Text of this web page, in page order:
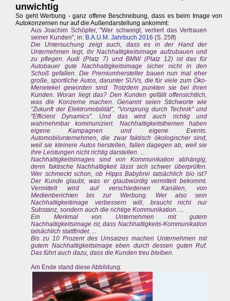
unwichtig
So geht Werbung - ganz offene Beschreibung, dass es beim Image von
Autokonzernen nur auf die Außendarstellung ankommt:
Aus Joachim Schöpfer, "Wer schweigt, verliert das Vertrauen
seiner Kunden", in: B.A.U.M. Jahrbuch 2016 (S. 25ff)
Die Untersuchung zeigt auch, dass es in der Hand der
Unternehmen legt, ihr Nachhaltigkeitsimage aufzubauen und
zu pflegen. Audi (Platz 7) und BMW (Platz 12) ist das für
Autobauer gute Nachhaltigkeitsimage sicher nicht in den
Schoß gefallen. Die Premiumhersteller bauen nun mal eher
große, sportliche Autos, darunter SUVs, die für viele zum Öko-
Menetekel geworden sind. Trotzdem punkten sie bei ihren
Kunden. Woran liegt das? Den Kunden gefällt offensichtlich,
was die Konzerne machen. Genannt seien Stichworte wie
"Zukunft der Elektromobilität", "Vorsprung durch Technik" und
"Efficient Dynamics". Und das wird auch richtig und
wahrnehmbar kommuniziert. Nachhaltigkeitsthemen haben
eigene Kampagnen und eigene Events.
Automobilunternehmen, die zwar faktisch ökologischer sind,
weil sie kleinere Autos herstellen, fallen dagegen ab, weil sie
ihre Leistungen nicht richtig darstellen. ...
Nachhaltigkeitsimages sind von Kommunikation abhängig,
denn faktische Nachhaltigkeit lässt sich schwer überprüfen.
Wer schmeckt schon, ob Hipps Babybrei tatsächlich bio ist?
Der Kunde glaubt, was er glaubwürdig vermittelt bekommt.
Vermittelt wird auf verschiedenen Kanälen, von
Medienberichten bis zur Werbung. Wer also sein
Nachhaltigkeitimage verbessern will, braucht nicht nur
Substanz, sondern auch die richtige Kommunikation. ...
Ein Merkmal von Unternehmen mit gutem
Nachhaltigkeitsimage ist, dass Nachhaltigkeits-Kommunikation
tatsächlich stattfindet. ...
Bis zu 10 Prozent des Umsatzes machen Unternehmen mit
gutem Nachhaltigkeitsimage eben durch dessen guten Ruf.
Das führt auch dazu, dass die Kunden treu bleiben.
Am Ende stand diese Abbildung: